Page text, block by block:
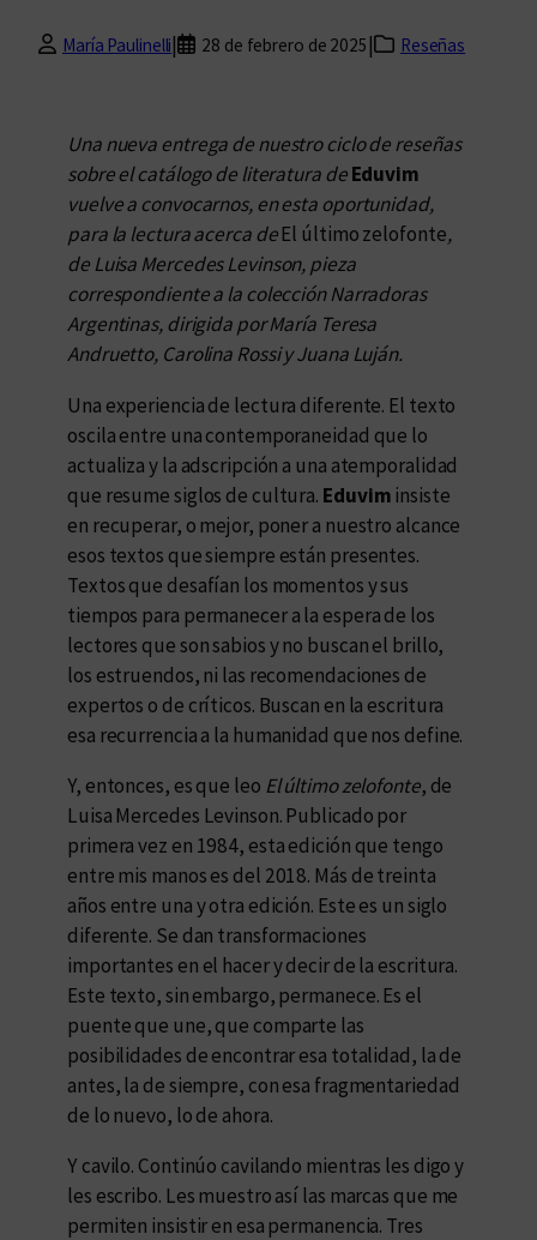
María Paulinelli| 28 de febrero de 2025 | Reseñas
Una nueva entrega de nuestro ciclo de reseñas
sobre el catálogo de literatura deEduvim
vuelve a convocarnos, en esta oportunidad,
para la lectura acerca deEl último zelofonte,
de Luisa Mercedes Levinson, pieza
correspondiente a la colección Narradoras
Argentinas, dirigida por María Teresa
Andruetto, Carolina Rossi y Juana Luján.
Una experiencia de lectura diferente. El texto
oscila entre una contemporaneidad que lo
actualiza y la adscripción a una atemporalidad
que resume siglos de cultura. Eduvim insiste
en recuperar, o mejor, poner a nuestro alcance
esos textos que siempre están presentes.
Textos que desafían los momentos y sus
tiempos para permanecer a la espera de los
lectores que son sabios y no buscan el brillo,
los estruendos, ni las recomendaciones de
expertos o de críticos. Buscan en la escritura
esa recurrencia a la humanidad que nos define.
Y, entonces, es que leo El último zelofonte, de
Luisa Mercedes Levinson. Publicado por
primera vez en 1984, esta edición que tengo
entre mis manos es del 2018. Más de treinta
años entre una y otra edición. Este es un siglo
diferente. Se dan transformaciones
importantes en el hacer y decir de la escritura.
Este texto, sin embargo, permanece. Es el
puente que une, que comparte las
posibilidades de encontrar esa totalidad, la de
antes, la de siempre, con esa fragmentariedad
de lo nuevo, lo de ahora.
Y cavilo. Continúo cavilando mientras les digo y
les escribo. Les muestro así las marcas que me
permiten insistir en esa permanencia. Tres